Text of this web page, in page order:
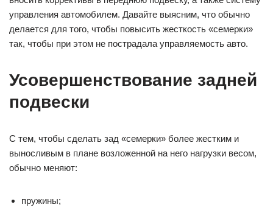
управления автомобилем. Давайте выясним, что обычно
делается для того, чтобы повысить жесткость «семерки»
так, чтобы при этом не пострадала управляемость авто.
Усовершенствование задней
подвески
С тем, чтобы сделать зад «семерки» более жестким и
выносливым в плане возложенной на него нагрузки весом,
обычно меняют:
пружины;